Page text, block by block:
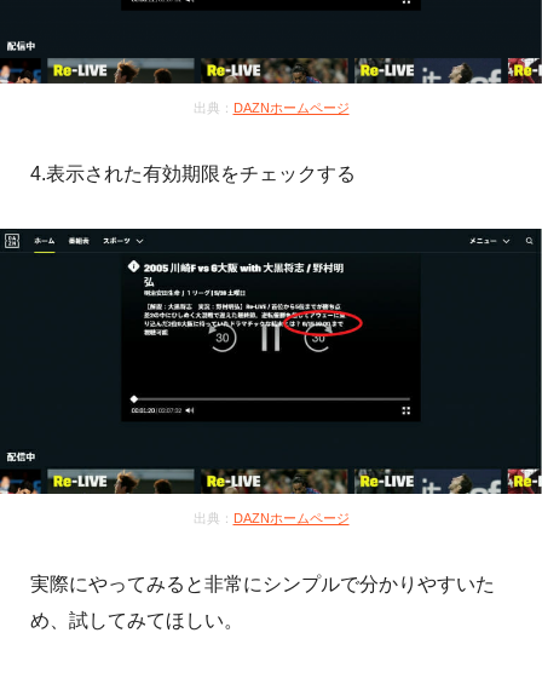
出典： DAZNホームページ
4.表示された有効期限をチェックする
出典： DAZNホームページ
実際にやってみると非常にシンプルで分かりやすいた
め、試してみてほしい。